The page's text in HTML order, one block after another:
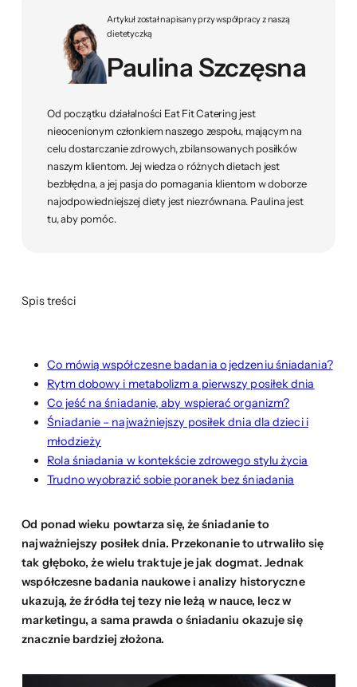
Artykuł został napisany przy współpracy z naszą
dietetyczką
Paulina Szczęsna
Od początku działalności Eat Fit Catering jest
nieocenionym członkiem naszego zespołu, mającym na
celu dostarczanie zdrowych, zbilansowanych posiłków
naszym klientom. Jej wiedza o różnych dietach jest
bezbłędna, a jej pasja do pomagania klientom w doborze
najodpowiedniejszej diety jest niezrównana. Paulina jest
tu, aby pomóc.
Spis treści
Co mówią współczesne badania o jedzeniu śniadania?
Rytm dobowy i metabolizm a pierwszy posiłek dnia
Co jeść na śniadanie, aby wspierać organizm?
Śniadanie – najważniejszy posiłek dnia dla dzieci i
młodzieży
Rola śniadania w kontekście zdrowego stylu życia
Trudno wyobrazić sobie poranek bez śniadania
Od ponad wieku powtarza się, że śniadanie to
najważniejszy posiłek dnia. Przekonanie to utrwaliło się
tak głęboko, że wielu traktuje je jak dogmat. Jednak
współczesne badania naukowe i analizy historyczne
ukazują, że źródła tej tezy nie leżą w nauce, lecz w
marketingu, a sama prawda o śniadaniu okazuje się
znacznie bardziej złożona.